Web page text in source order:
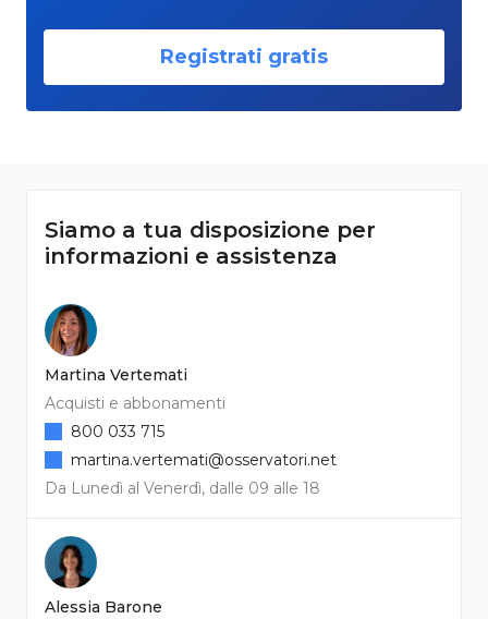
Registrati gratis
Siamo a tua disposizione per
informazioni e assistenza
Martina Vertemati
Acquisti e abbonamenti
Da Lunedì al Venerdì, dalle 09 alle 18
800 033 715
martina.vertemati@osservatori.net
Alessia Barone